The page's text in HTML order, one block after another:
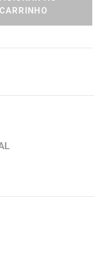
CARRINHO